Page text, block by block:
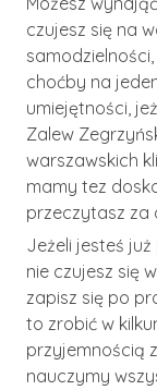
czujesz się na
choćby na
umiejętności,
Zalew
warszawskich
mamy tez
przeczytasz za
Jeżeli jesteś
nie czujesz się
zapisz się po
to zrobić w
przyjemnością
nauczymy